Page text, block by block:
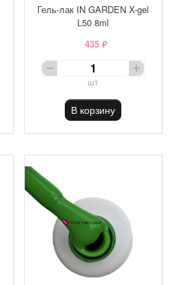
Гель-лак IN GARDEN X-gel
L50 8ml
435 ₽
шт
В корзину